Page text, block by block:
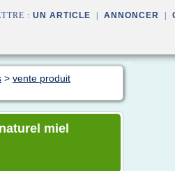
: UN ARTICLE ANNONCER
> vente produit
miel